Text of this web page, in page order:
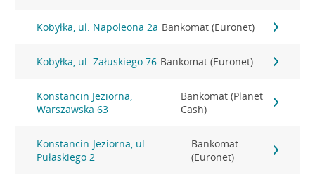
Kobyłka, ul. Napoleona 2a Bankomat (Euronet)
Kobyłka, ul. Załuskiego 76 Bankomat (Euronet)
Konstancin Jeziorna,
Warszawska 63
Bankomat (Planet
Cash)
Konstancin-Jeziorna, ul.
Pułaskiego 2
Bankomat
(Euronet)